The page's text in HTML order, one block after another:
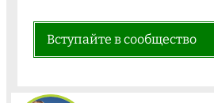
Вступайте в сообщество